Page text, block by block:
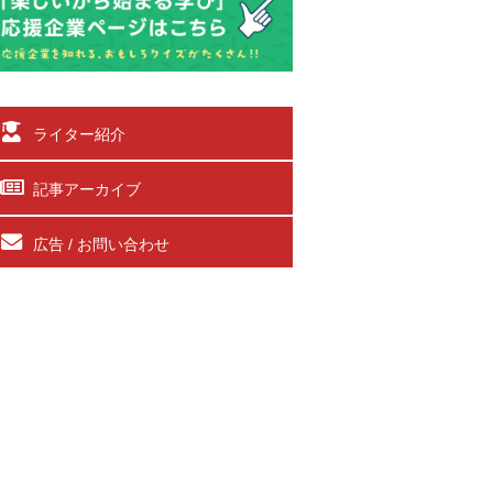
ライター紹介
記事アーカイブ
広告 / お問い合わせ